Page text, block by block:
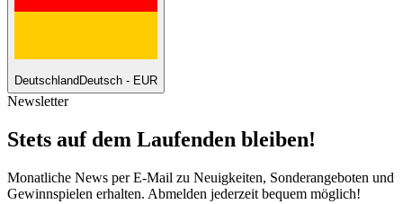
Deutschland Deutsch - EUR
Newsletter
Stets auf dem Laufenden bleiben!
Monatliche News per E-Mail zu Neuigkeiten, Sonderangeboten und
Gewinnspielen erhalten. Abmelden jederzeit bequem möglich!